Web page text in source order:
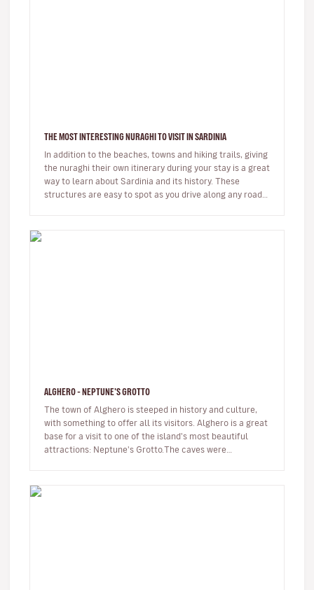
THE MOST INTERESTING NURAGHI TO VISIT IN SARDINIA
In addition to the beaches, towns and hiking trails, giving
the nuraghi their own itinerary during your stay is a great
way to learn about Sardinia and its history. These
structures are easy to spot as you drive along any road
ALGHERO - NEPTUNE'S GROTTO
The town of Alghero is steeped in history and culture,
with something to offer all its visitors. Alghero is a great
base for a visit to one of the island's most beautiful
attractions: Neptune's Grotto.The caves were